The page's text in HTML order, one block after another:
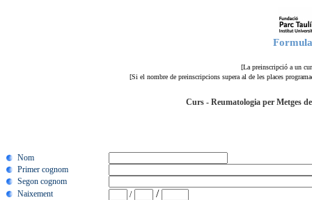
[La preinscripció a un
[Si el nombre de preinscripcions supera al de les places
Curs - Reumatologia per Metges
Nom
Primer cognom
Segon cognom
Naixement
/ /